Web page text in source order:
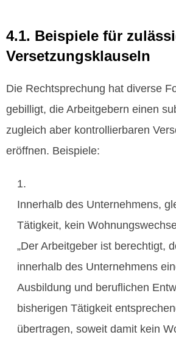
4.1. Beispiele für
Versetzungsklauseln
Die Rechtsprechung hat diverse
gebilligt, die Arbeitgebern einen
zugleich aber kontrollierbaren
eröffnen. Beispiele:
Innerhalb des Unternehmens,
Tätigkeit, kein
„Der Arbeitgeber ist berechtigt,
innerhalb des Unternehmens
Ausbildung und beruflichen
bisherigen Tätigkeit
übertragen, soweit damit kein